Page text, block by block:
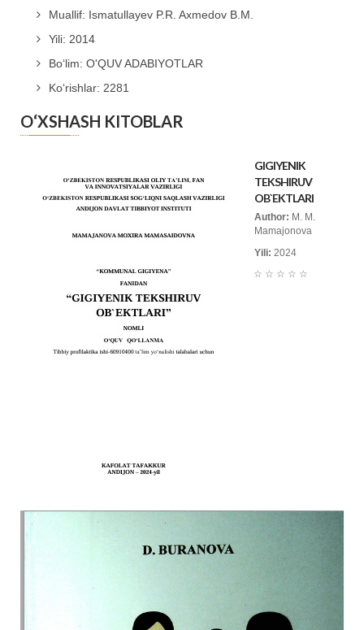
Muallif: Ismatullayev P.R. Axmedov B.M.
Yili: 2014
Bo‘lim: O'QUV ADABIYOTLAR
Ko‘rishlar: 2281
O‘XSHASH KITOBLAR
GIGIYENIK
TEKSHIRUV
OB`EKTLARI
Author: M. M.
Mamajonova
Yili: 2024
☆
☆
☆
☆
☆